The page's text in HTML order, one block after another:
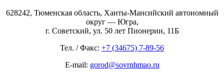
628242, Тюменская область, Ханты-Мансийский автономный
округ — Югра,
г. Советский, ул. 50 лет Пионерии, 11Б
Тел. / Факс: +7 (34675) 7-89-56
E-mail: gorod@sovrnhmao.ru